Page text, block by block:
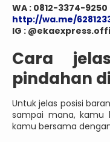
WA : 0812-3374-9250
http://wa.me/
IG :
Cara
pindahan
Untuk jelas posisi
sampai mana, kamu
kamu bersama